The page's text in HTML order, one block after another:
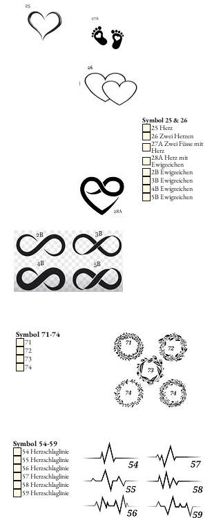
Symbol 25 & 26
25 Herz
26 Zwei Herzen
27A Zwei Füsse mit
Herz
28A Herz mit
Ewigzeichen
2B Ewigzeichen
3B Ewigzeichen
4B Ewigzeichen
5B Ewigzeichen
Symbol 71-74
71
72
73
74
Symbol 54-59
54 Herzschlaglinie
55 Herzschlaglinie
56 Herzschlaglinie
57 Herzschlaglinie
58 Herzschlaglinie
59 Herzschlaglinie